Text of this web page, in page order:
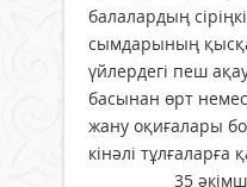
балалардың
сымдарының
үйлердегі пеш
басынан өрт
жану оқиғалары
кінәлі
35